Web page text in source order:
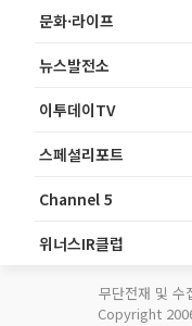
문화·라이프
뉴스발전소
이투데이TV
스페셜리포트
Channel 5
위너스IR클럽
무단전재 및 수
Copyright